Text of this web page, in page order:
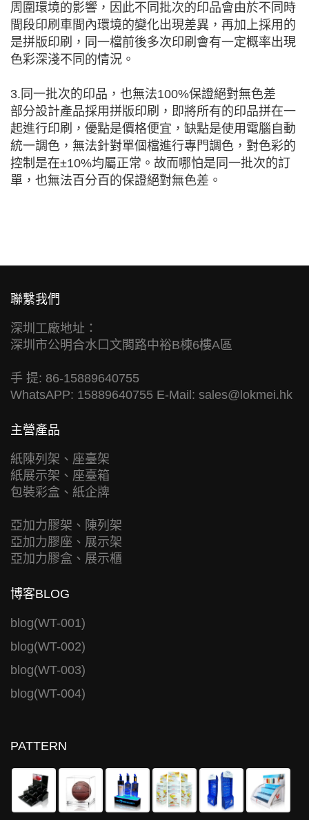
周圍環境的影響，因此不同批次的印品會由於不同時
間段印刷車間內環境的變化出現差異，再加上採用的
是拼版印刷，同一檔前後多次印刷會有一定概率出現
色彩深淺不同的情況。
3.同一批次的印品，也無法100%保證絕對無色差
部分設計產品採用拼版印刷，即將所有的印品拼在一
起進行印刷，優點是價格便宜，缺點是使用電腦自動
統一調色，無法針對單個檔進行專門調色，對色彩的
控制是在±10%均屬正常。故而哪怕是同一批次的訂
單，也無法百分百的保證絕對無色差。
聯繫我們
深圳工廠地址：
深圳市公明合水口文閣路中裕B棟6樓A區
手 提: 86-15889640755
WhatsAPP: 15889640755 E-Mail: sales@lokmei.hk
主營產品
紙陳列架、座臺架
紙展示架、座臺箱
包裝彩盒、紙企牌
亞加力膠架、陳列架
亞加力膠座、展示架
亞加力膠盒、展示櫃
博客BLOG
blog(WT-001)
blog(WT-002)
blog(WT-003)
blog(WT-004)
PATTERN